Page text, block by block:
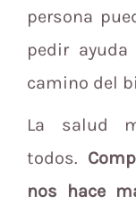
persona
pedir
camino del
La salud
todos.
nos hace